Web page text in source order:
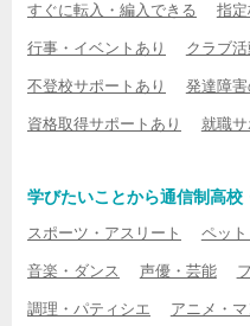
すぐに転入・編入できる 指定
行事・イベントあり クラブ活
不登校サポートあり 発達障
資格取得サポートあり 就職サ
学びたいことから通信制高校
スポーツ・アスリート ペット
音楽・ダンス 声優・芸能
調理・パティシエ アニメ・